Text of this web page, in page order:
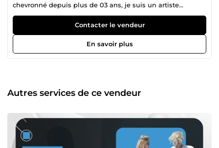
chevronné depuis plus de 03 ans, je suis un artiste
numérique pour qui WordPress n'a plus de secrets. Au fil
de cette période , j'ai eu l'occasion de travailler sur
plusieurs projets qui m'ont aider à affiner mon sens
critique et réaliser l'importance cruciale d'une identité de
marque solide dans la conception de sites web
spécifiques, n'hésitez pas à m'envoyer un message. Je
répondrai dans les plus brefs délais.
Contacter le vendeur
En savoir plus
Autres services de ce vendeur